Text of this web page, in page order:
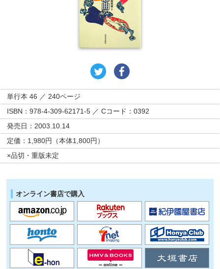
単行本 46 ／ 240ページ
ISBN：978-4-309-62171-5 ／ Cコード：0392
発売日：2003.10.14
定価：1,980円（本体1,800円）
×品切・重版未定
オンライン書店で購入